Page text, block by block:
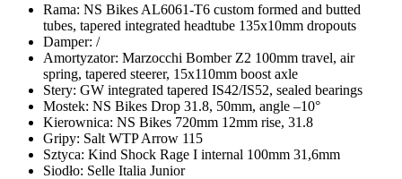
Rama: NS Bikes AL6061-T6 custom formed and butted
tubes, tapered integrated headtube 135x10mm dropouts
Damper: /
Amortyzator: Marzocchi Bomber Z2 100mm travel, air
spring, tapered steerer, 15x110mm boost axle
Stery: GW integrated tapered IS42/IS52, sealed bearings
Mostek: NS Bikes Drop 31.8, 50mm, angle –10°
Kierownica: NS Bikes 720mm 12mm rise, 31.8
Gripy: Salt WTP Arrow 115
Sztyca: Kind Shock Rage I internal 100mm 31,6mm
Siodło: Selle Italia Junior